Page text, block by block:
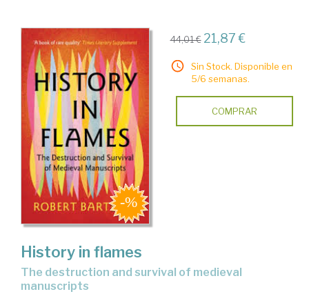
44,01 € 21,87 €
Sin Stock. Disponible en
5/6 semanas.
COMPRAR
History in flames
the destruction and survival of medieval
manuscripts